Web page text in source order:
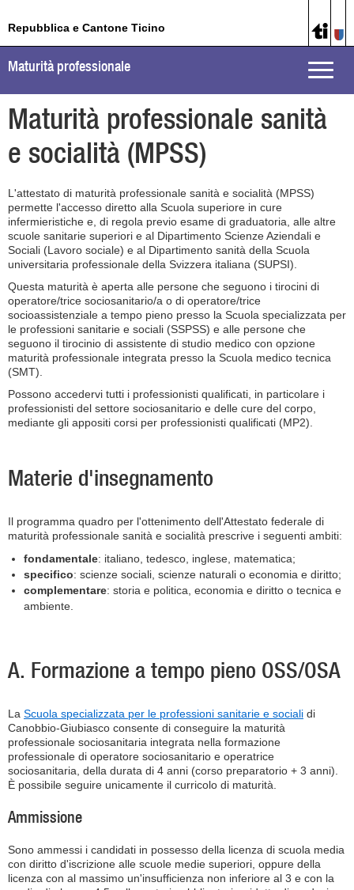
Repubblica e Cantone Ticino
Toggle
Maturità professionale
Maturità professionale sanità
e socialità (MPSS)
L'attestato di maturità professionale sanità e socialità (MPSS)
permette l'accesso diretto alla Scuola superiore in cure
infermieristiche e, di regola previo esame di graduatoria, alle altre
scuole sanitarie superiori e al Dipartimento Scienze Aziendali e
Sociali (Lavoro sociale) e al Dipartimento sanità della Scuola
universitaria professionale della Svizzera italiana (SUPSI).
Questa maturità è aperta alle persone che seguono i tirocini di
operatore/trice sociosanitario/a o di operatore/trice
socioassistenziale a tempo pieno presso la Scuola specializzata per
le professioni sanitarie e sociali (SSPSS) e alle persone che
seguono il tirocinio di assistente di studio medico con opzione
maturità professionale integrata presso la Scuola medico tecnica
(SMT).
Possono accedervi tutti i professionisti qualificati, in particolare i
professionisti del settore sociosanitario e delle cure del corpo,
mediante gli appositi corsi per professionisti qualificati (MP2).
Materie d'insegnamento
Il programma quadro per l'ottenimento dell'Attestato federale di
maturità professionale sanità e socialità prescrive i seguenti ambiti:
fondamentale: italiano, tedesco, inglese, matematica;
specifico: scienze sociali, scienze naturali o economia e diritto;
complementare: storia e politica, economia e diritto o tecnica e
ambiente.
A. Formazione a tempo pieno OSS/OSA
La Scuola specializzata per le professioni sanitarie e sociali di
Canobbio-Giubiasco consente di conseguire la maturità
professionale sociosanitaria integrata nella formazione
professionale di operatore sociosanitario e operatrice
sociosanitaria, della durata di 4 anni (corso preparatorio + 3 anni).
È possibile seguire unicamente il curricolo di maturità.
Ammissione
Sono ammessi i candidati in possesso della licenza di scuola media
con diritto d'iscrizione alle scuole medie superiori, oppure della
licenza con al massimo un'insufficienza non inferiore al 3 e con la